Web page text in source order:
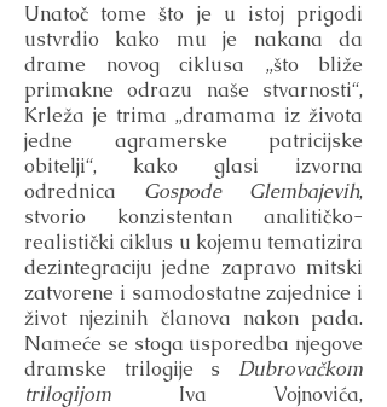
Unatoč tome što je u istoj prigodi
ustvrdio kako mu je nakana da
drame novog ciklusa „što bliže
primakne odrazu naše stvarnosti“,
Krleža je trima „dramama iz života
jedne agramerske patricijske
obitelji“, kako glasi izvorna
odrednica Gospode Glembajevih,
stvorio konzistentan analitičko-
realistički ciklus u kojemu tematizira
dezintegraciju jedne zapravo mitski
zatvorene i samodostatne zajednice i
život njezinih članova nakon pada.
Nameće se stoga usporedba njegove
dramske trilogije s Dubrovačkom
trilogijom Iva Vojnovića,